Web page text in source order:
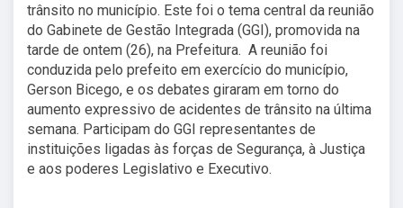
trânsito no município. Este foi o tema central da reunião
do Gabinete de Gestão Integrada (GGI), promovida na
tarde de ontem (26), na Prefeitura. A reunião foi
conduzida pelo prefeito em exercício do município,
Gerson Bicego, e os debates giraram em torno do
aumento expressivo de acidentes de trânsito na última
semana. Participam do GGI representantes de
instituições ligadas às forças de Segurança, à Justiça
e aos poderes Legislativo e Executivo.